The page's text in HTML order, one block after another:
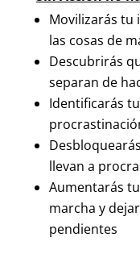
Movilizarás tu
las cosas de
Descubrirás
separan de
Identificarás
llevan a
Aumentarás
marcha y
pendientes